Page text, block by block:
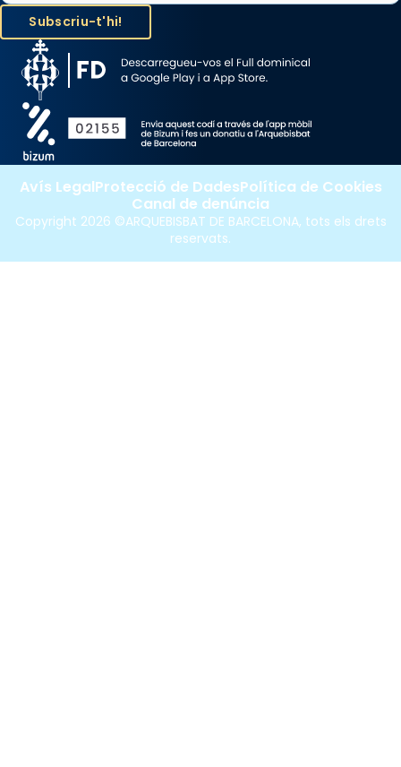
Copyright 2026 ©ARQUEBISBAT DE BARCELONA, tots els drets
reservats.
Avís LegalProtecció de DadesPolítica de Cookies
Canal de denúncia